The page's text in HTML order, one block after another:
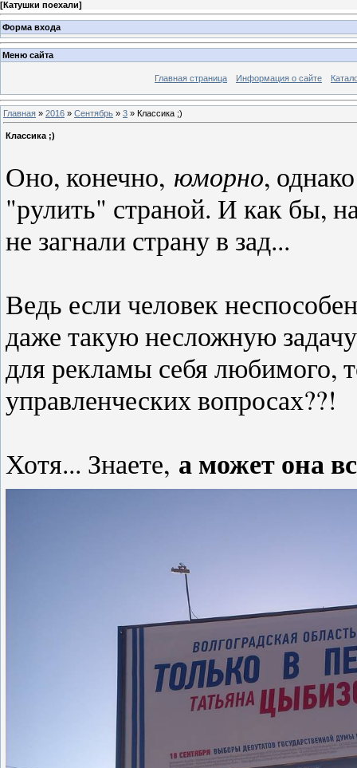
[Катушки поехали]
Форма входа
Меню сайта
Главная страница Информация о сайте
Главная » 2016 » Сентябрь » 3 » Классика ;)
Классика ;)
Оно, конечно, юморно,
"рулить" страной. И как бы,
не загнали страну в зад...
Ведь если человек
даже такую несложную
для рекламы себя любимого,
управленческих вопросах??!
Хотя... Знаете, а может она